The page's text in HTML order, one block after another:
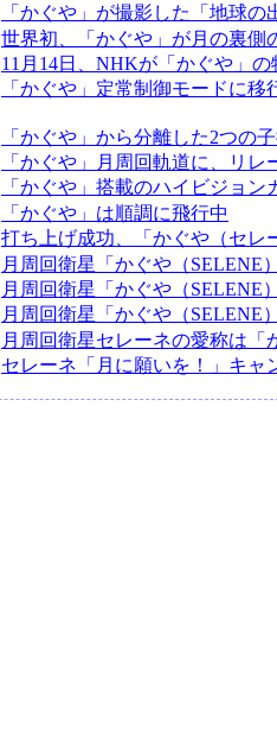
「かぐや」が撮影した「地球の
世界初、「かぐや」が月の裏側
11月14日、NHKが「かぐや」
「かぐや」定常制御モードに
「かぐや」から分離した2つの
「かぐや」月周回軌道に、リレ
「かぐや」搭載のハイビジョ
「かぐや」は順調に飛行中
打ち上げ成功、「かぐや（セレ
月周回衛星「かぐや（SELENE
月周回衛星「かぐや（SELENE
月周回衛星「かぐや（SELENE
月周回衛星セレーネの愛称は「
セレーネ「月に願いを！」キャ